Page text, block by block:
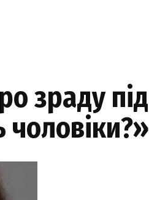
зраду під
чоловіки?»